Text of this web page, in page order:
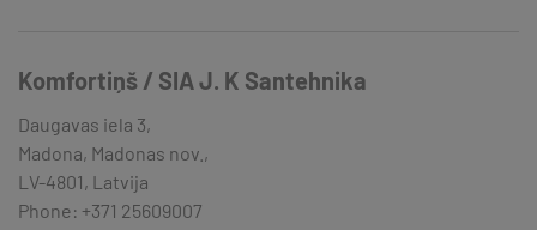
Komfortiņš / SIA J. K Santehnika
Daugavas iela 3,
Madona, Madonas nov.,
LV-4801, Latvija
Phone: +371 25609007